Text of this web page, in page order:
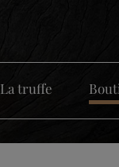
La truffe
Présentation